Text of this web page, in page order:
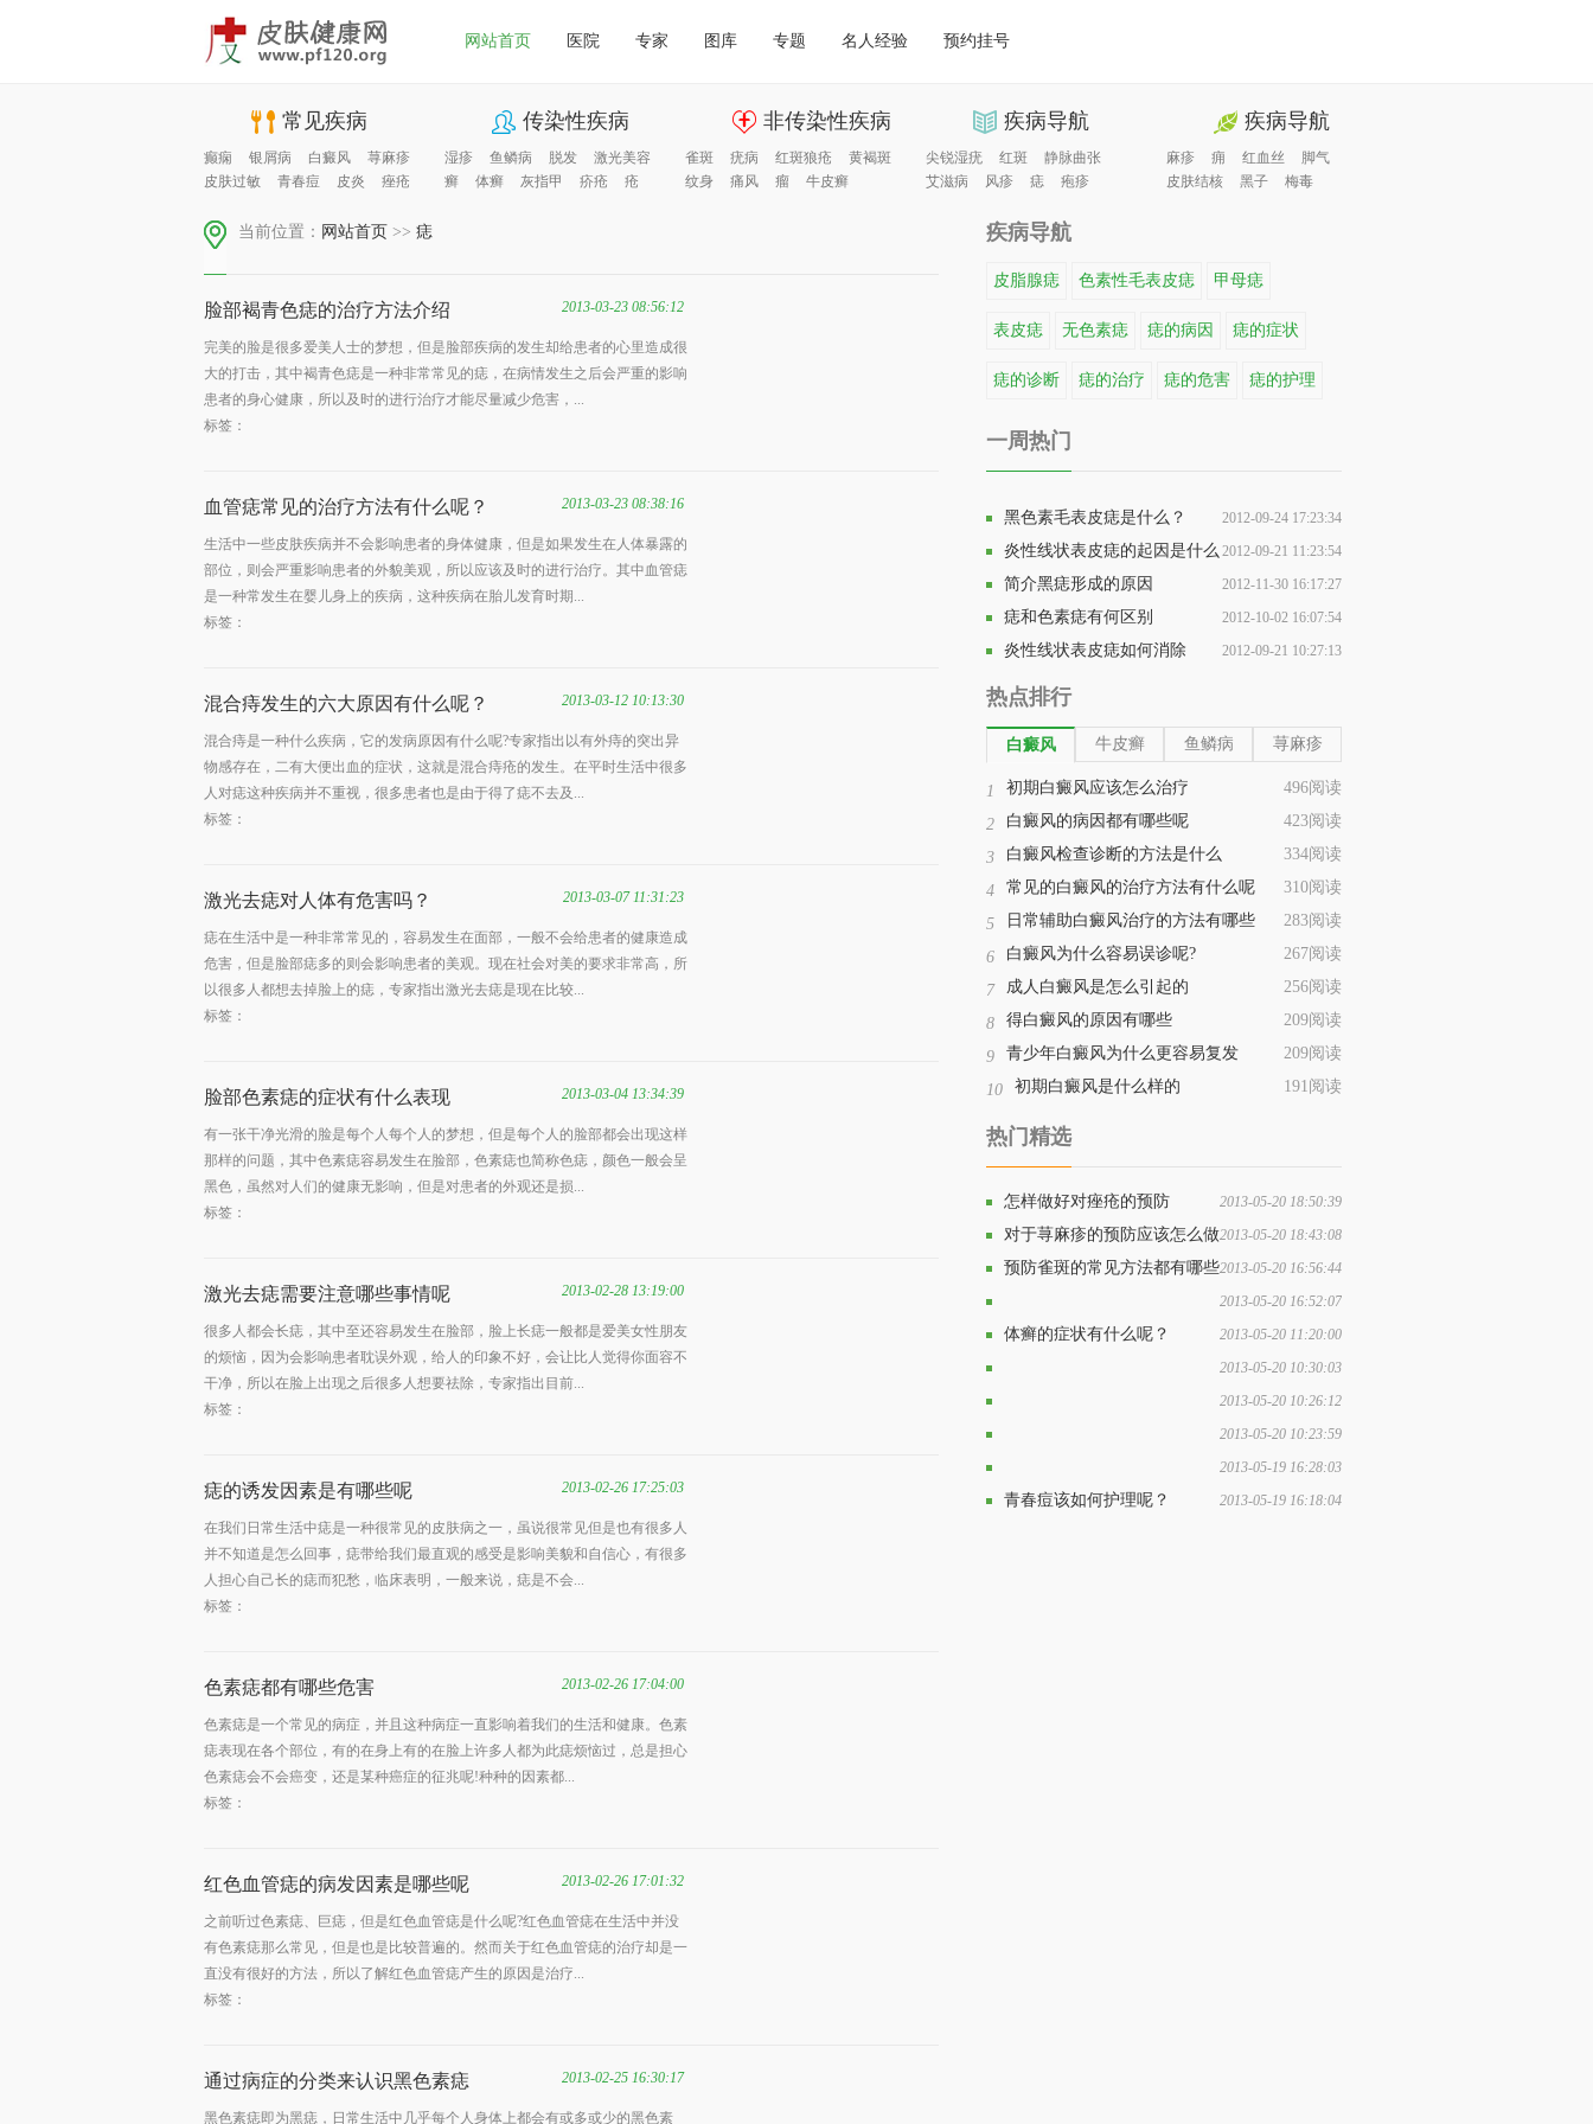
网站首页 医院 专家 图库 专题 名人经验 预约挂号
常见疾病
癫痫 银屑病 白癜风
荨麻疹
皮肤过敏
青春痘 皮炎 痤疮
传染性疾病
湿疹 鱼鳞病 脱发
激光美容
癣
体癣 灰指甲 疥疮 疮
非传染性疾病
雀斑 疣病 红斑狼疮
黄褐斑
纹身
痛风 瘤 牛皮癣
疾病导航
尖锐湿疣 红斑
静脉曲张
艾滋病
风疹 痣 疱疹
疾病导航
麻疹 痈 红血丝
脚气
皮肤结核
黑子 梅毒
当前位置： 网站首页 >> 痣
脸部褐青色痣的治疗方法介绍 2013-03-23 08:56:12
完美的脸是很多爱美人士的梦想，但是脸部疾病的发生却给患者的心里造成很
大的打击，其中褐青色痣是一种非常常见的痣，在病情发生之后会严重的影响
患者的身心健康，所以及时的进行治疗才能尽量减少危害，...
标签：
血管痣常见的治疗方法有什么呢？ 2013-03-23 08:38:16
生活中一些皮肤疾病并不会影响患者的身体健康，但是如果发生在人体暴露的
部位，则会严重影响患者的外貌美观，所以应该及时的进行治疗。其中血管痣
是一种常发生在婴儿身上的疾病，这种疾病在胎儿发育时期...
标签：
混合痔发生的六大原因有什么呢？ 2013-03-12 10:13:30
混合痔是一种什么疾病，它的发病原因有什么呢?专家指出以有外痔的突出异
物感存在，二有大便出血的症状，这就是混合痔疮的发生。在平时生活中很多
人对痣这种疾病并不重视，很多患者也是由于得了痣不去及...
标签：
激光去痣对人体有危害吗？ 2013-03-07 11:31:23
痣在生活中是一种非常常见的，容易发生在面部，一般不会给患者的健康造成
危害，但是脸部痣多的则会影响患者的美观。现在社会对美的要求非常高，所
以很多人都想去掉脸上的痣，专家指出激光去痣是现在比较...
标签：
脸部色素痣的症状有什么表现 2013-03-04 13:34:39
有一张干净光滑的脸是每个人每个人的梦想，但是每个人的脸部都会出现这样
那样的问题，其中色素痣容易发生在脸部，色素痣也简称色痣，颜色一般会呈
黑色，虽然对人们的健康无影响，但是对患者的外观还是损...
标签：
激光去痣需要注意哪些事情呢 2013-02-28 13:19:00
很多人都会长痣，其中至还容易发生在脸部，脸上长痣一般都是爱美女性朋友
的烦恼，因为会影响患者耽误外观，给人的印象不好，会让比人觉得你面容不
干净，所以在脸上出现之后很多人想要祛除，专家指出目前...
标签：
痣的诱发因素是有哪些呢 2013-02-26 17:25:03
在我们日常生活中痣是一种很常见的皮肤病之一，虽说很常见但是也有很多人
并不知道是怎么回事，痣带给我们最直观的感受是影响美貌和自信心，有很多
人担心自己长的痣而犯愁，临床表明，一般来说，痣是不会...
标签：
色素痣都有哪些危害 2013-02-26 17:04:00
色素痣是一个常见的病症，并且这种病症一直影响着我们的生活和健康。色素
痣表现在各个部位，有的在身上有的在脸上许多人都为此痣烦恼过，总是担心
色素痣会不会癌变，还是某种癌症的征兆呢!种种的因素都...
标签：
红色血管痣的病发因素是哪些呢 2013-02-26 17:01:32
之前听过色素痣、巨痣，但是红色血管痣是什么呢?红色血管痣在生活中并没
有色素痣那么常见，但是也是比较普遍的。然而关于红色血管痣的治疗却是一
直没有很好的方法，所以了解红色血管痣产生的原因是治疗...
标签：
通过病症的分类来认识黑色素痣 2013-02-25 16:30:17
黑色素痣即为黑痣，日常生活中几乎每个人身体上都会有或多或少的黑色素
疾病导航
皮脂腺痣 色素性毛表皮痣 甲母痣
表皮痣 无色素痣 痣的病因 痣的症状
痣的诊断 痣的治疗 痣的危害 痣的护理
一周热门
黑色素毛表皮痣是什么？ 2012-09-24 17:23:34
炎性线状表皮痣的起因是什么 2012-09-21 11:23:54
简介黑痣形成的原因 2012-11-30 16:17:27
痣和色素痣有何区别 2012-10-02 16:07:54
炎性线状表皮痣如何消除 2012-09-21 10:27:13
热点排行
白癜风 牛皮癣 鱼鳞病 荨麻疹
1 496阅读
初期白癜风应该怎么治疗
2 423阅读
白癜风的病因都有哪些呢
3 334阅读
白癜风检查诊断的方法是什么
4 310阅读
常见的白癜风的治疗方法有什么呢
5 283阅读
日常辅助白癜风治疗的方法有哪些
6 267阅读
白癜风为什么容易误诊呢?
7 256阅读
成人白癜风是怎么引起的
8 209阅读
得白癜风的原因有哪些
9 209阅读
青少年白癜风为什么更容易复发
10 191阅读
初期白癜风是什么样的
热门精选
2013-05-20 18:50:39
怎样做好对痤疮的预防
2013-05-20 18:43:08
对于荨麻疹的预防应该怎么做
2013-05-20 16:56:44
预防雀斑的常见方法都有哪些
2013-05-20 16:52:07
鱼鳞病的预防方法都有哪些常见的2013-05-20 11:20:00
体癣的症状有什么呢？
2013-05-20 10:30:03
生活中有什么方法可以预防黄褐斑2013-05-20 10:26:12
长期对着电脑的人如何预防脱发呢2013-05-20 10:23:59
青春期的人们该如何预防青春痘呢2013-05-19 16:28:03
有效预防体癣的方法是什么呢？2013-05-19 16:18:04
青春痘该如何护理呢？